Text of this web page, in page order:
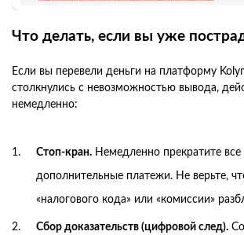
Что делать, если вы уже
Если вы перевели деньги на платформу
столкнулись с невозможностью вывода,
немедленно:
Стоп-кран. Немедленно прекратите все
дополнительные платежи. Не верьте,
«налогового кода» или «комиссии»
Сбор доказательств (цифровой след).